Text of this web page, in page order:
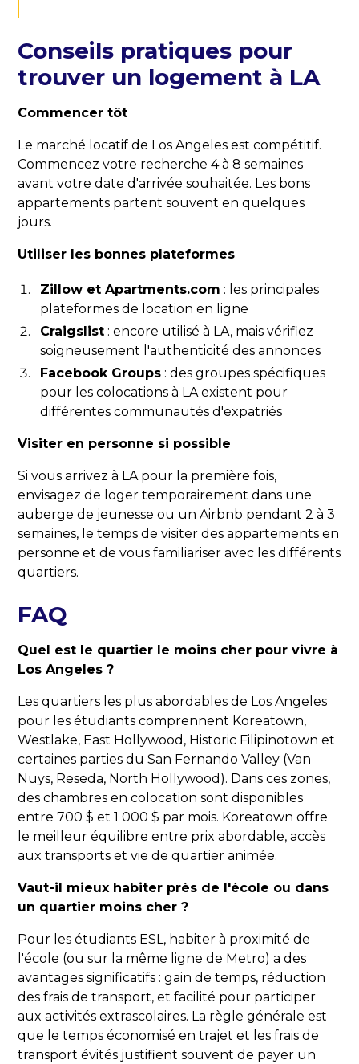
Conseils pratiques pour
trouver un logement à LA
Commencer tôt
Le marché locatif de Los Angeles est compétitif.
Commencez votre recherche 4 à 8 semaines
avant votre date d'arrivée souhaitée. Les bons
appartements partent souvent en quelques
jours.
Utiliser les bonnes plateformes
Zillow et Apartments.com : les principales
plateformes de location en ligne
Craigslist : encore utilisé à LA, mais vérifiez
soigneusement l'authenticité des annonces
Facebook Groups : des groupes spécifiques
pour les colocations à LA existent pour
différentes communautés d'expatriés
Visiter en personne si possible
Si vous arrivez à LA pour la première fois,
envisagez de loger temporairement dans une
auberge de jeunesse ou un Airbnb pendant 2 à 3
semaines, le temps de visiter des appartements en
personne et de vous familiariser avec les différents
quartiers.
FAQ
Quel est le quartier le moins cher pour vivre à
Los Angeles ?
Les quartiers les plus abordables de Los Angeles
pour les étudiants comprennent Koreatown,
Westlake, East Hollywood, Historic Filipinotown et
certaines parties du San Fernando Valley (Van
Nuys, Reseda, North Hollywood). Dans ces zones,
des chambres en colocation sont disponibles
entre 700 $ et 1 000 $ par mois. Koreatown offre
le meilleur équilibre entre prix abordable, accès
aux transports et vie de quartier animée.
Vaut-il mieux habiter près de l'école ou dans
un quartier moins cher ?
Pour les étudiants ESL, habiter à proximité de
l'école (ou sur la même ligne de Metro) a des
avantages significatifs : gain de temps, réduction
des frais de transport, et facilité pour participer
aux activités extrascolaires. La règle générale est
que le temps économisé en trajet et les frais de
transport évités justifient souvent de payer un